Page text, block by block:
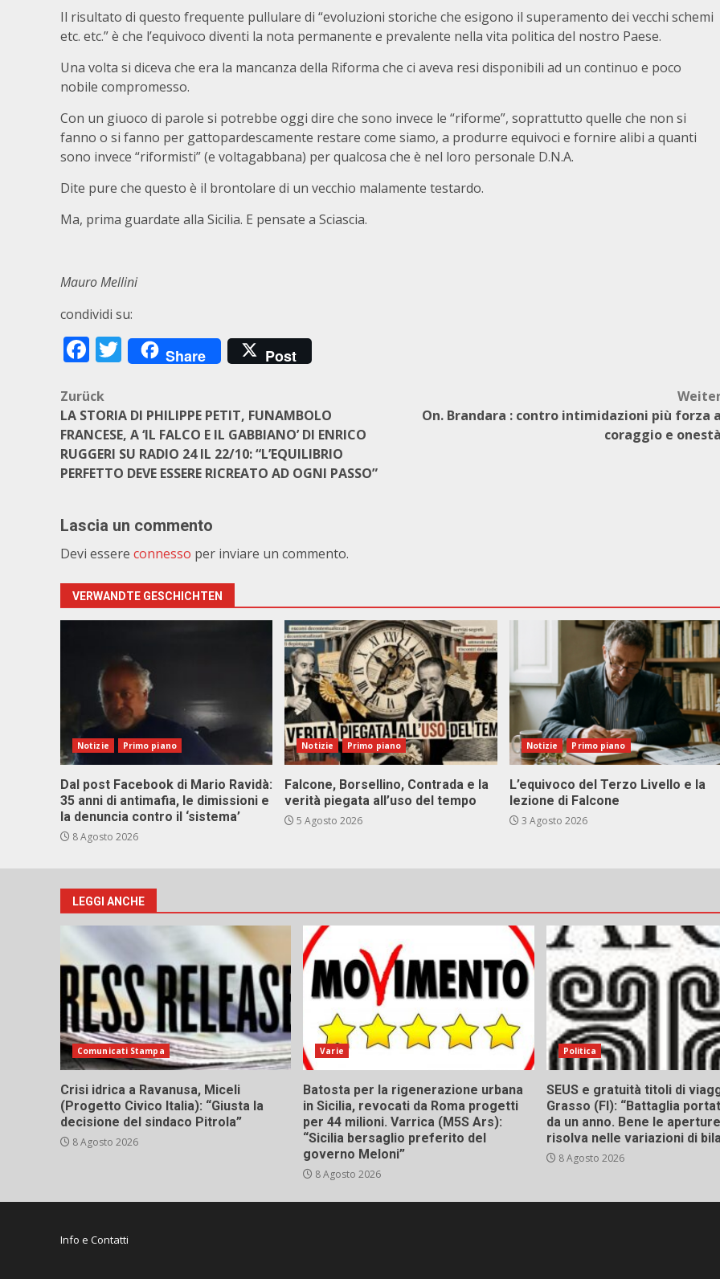
Il risultato di questo frequente pullulare di “evoluzioni storiche che esigono il superamento dei vecchi schemi
etc. etc.” è che l’equivoco diventi la nota permanente e prevalente nella vita politica del nostro Paese.
Una volta si diceva che era la mancanza della Riforma che ci aveva resi disponibili ad un continuo e poco
nobile compromesso.
Con un giuoco di parole si potrebbe oggi dire che sono invece le “riforme”, soprattutto quelle che non si
fanno o si fanno per gattopardescamente restare come siamo, a produrre equivoci e fornire alibi a quanti
sono invece “riformisti” (e voltagabbana) per qualcosa che è nel loro personale D.N.A.
Dite pure che questo è il brontolare di un vecchio malamente testardo.
Ma, prima guardate alla Sicilia. E pensate a Sciascia.
Mauro Mellini
condividi su:
Facebook
Twitter
Share Post
Beitragsnavigation
Zurück
LA STORIA DI PHILIPPE PETIT, FUNAMBOLO
FRANCESE, A ‘IL FALCO E IL GABBIANO’ DI ENRICO
RUGGERI SU RADIO 24 IL 22/10: “L’EQUILIBRIO
PERFETTO DEVE ESSERE RICREATO AD OGNI PASSO”
On. Brandara : contro intimidazioni più forza a
coraggio e onestà
Lascia un commento
Devi essere connesso per inviare un commento.
VERWANDTE GESCHICHTEN
Notizie Primo piano
Dal post Facebook di Mario Ravidà:
35 anni di antimafia, le dimissioni e
la denuncia contro il ‘sistema’
8 Agosto 2026
Notizie Primo piano
Falcone, Borsellino, Contrada e la
verità piegata all’uso del tempo
5 Agosto 2026
Notizie Primo piano
L’equivoco del Terzo Livello e la
lezione di Falcone
3 Agosto 2026
LEGGI ANCHE
Comunicati Stampa
Crisi idrica a Ravanusa, Miceli
(Progetto Civico Italia): “Giusta la
decisione del sindaco Pitrola”
8 Agosto 2026
Varie
Batosta per la rigenerazione urbana
in Sicilia, revocati da Roma progetti
per 44 milioni. Varrica (M5S Ars):
“Sicilia bersaglio preferito del
governo Meloni”
8 Agosto 2026
Politica
SEUS e gratuità titoli di
Grasso (FI): “Battaglia
da un anno. Bene le
risolva nelle variazioni di
8 Agosto 2026
Info e Contatti